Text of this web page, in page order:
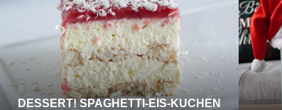
DESSERT! SPAGHETTI-EIS-KUCHEN